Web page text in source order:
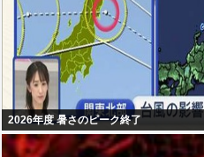
2026年度 暑さのピーク終了